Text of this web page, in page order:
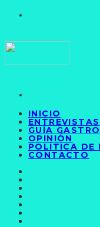
INICIO
ENTREVISTAS
GUÍA
OPINIÓN
POLÍTICA DE
CONTACTO